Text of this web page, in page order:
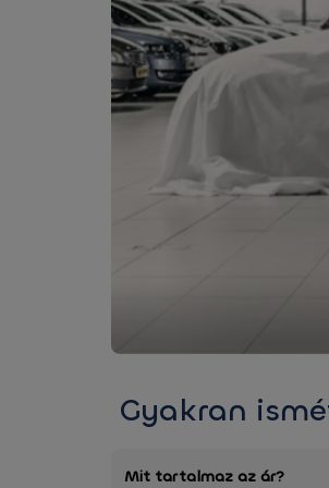
Gyakran
Mit tartalmaz az ár?